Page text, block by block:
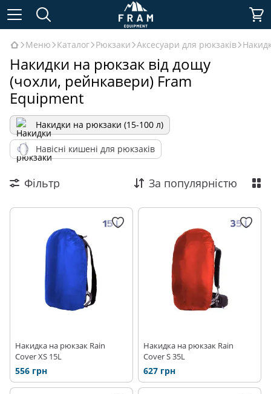
Меню Каталог Рюкзаки Аксесуари для рюкзаків
Накидки на рюкзак від дощу
(чохли, рейнкавери) Fram
Equipment
Накидки на рюкзаки (15-100 л)
Навісні кишені для рюкзаків
Фільтр За популярністю
Накидка на рюкзак Rain
Cover XS 15L
556 грн
Накидка на рюкзак Rain
Cover S 35L
627 грн